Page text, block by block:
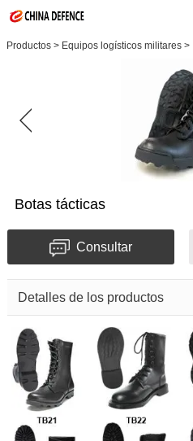
Productos > Equipos logísticos militares >
Botas tácticas
Consultar
Detalles de los productos